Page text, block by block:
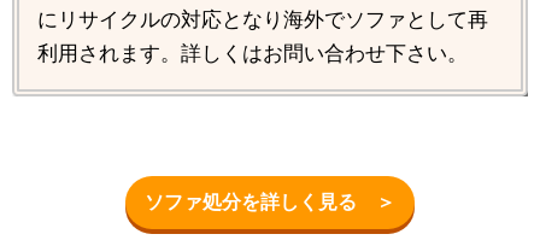
にリサイクルの対応となり海外でソファとして再
利用されます。詳しくはお問い合わせ下さい。
ソファ処分を詳しく見る ＞